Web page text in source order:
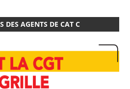
DES AGENTS DE CAT C